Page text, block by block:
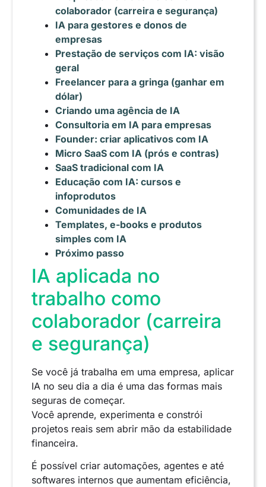
colaborador (carreira e segurança)
IA para gestores e donos de
empresas
Prestação de serviços com IA: visão
geral
Freelancer para a gringa (ganhar em
dólar)
Criando uma agência de IA
Consultoria em IA para empresas
Founder: criar aplicativos com IA
Micro SaaS com IA (prós e contras)
SaaS tradicional com IA
Educação com IA: cursos e
infoprodutos
Comunidades de IA
Templates, e-books e produtos
simples com IA
Próximo passo
IA aplicada no
trabalho como
colaborador (carreira
e segurança)
Se você já trabalha em uma empresa, aplicar
IA no seu dia a dia é uma das formas mais
seguras de começar.
Você aprende, experimenta e constrói
projetos reais sem abrir mão da estabilidade
financeira.
É possível criar automações, agentes e até
softwares internos que aumentam eficiência,